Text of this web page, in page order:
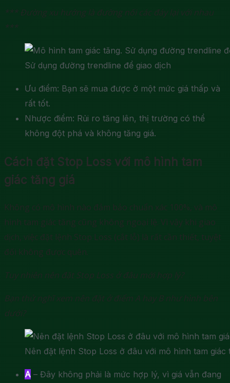
*** Đường xu hướng là đường nối các đáy lại với nhau
***
Sử dụng đường trendline để giao dịch
Ưu điểm: Bạn sẽ mua được ở một mức giá thấp và
rất tốt.
Nhược điểm: Rủi ro tăng lên, thị trường có thể
không đột phá và không tăng giá.
Cách đặt Stop Loss với mô hình tam
giác tăng giá
Không có mô hình nào đảm bảo chuẩn xác 100%, và mô
hình tam giác tăng cũng không ngoại lệ. Vì vậy khi giao
dịch, việc đặt lệnh Stop Loss (cắt lỗ) là rất cần thiết, tuyệt
đối không được quên.
Tuy nhiên nên đặt Stop Loss ở đâu mới hợp lý?
Bạn thử nghĩ xem nên đặt ở điểm A hay B như hình bên
dưới?
Nên đặt lệnh Stop Loss ở đâu với mô hình tam giác
A – Đây không phải là mức hợp lý, vì giá vẫn đang